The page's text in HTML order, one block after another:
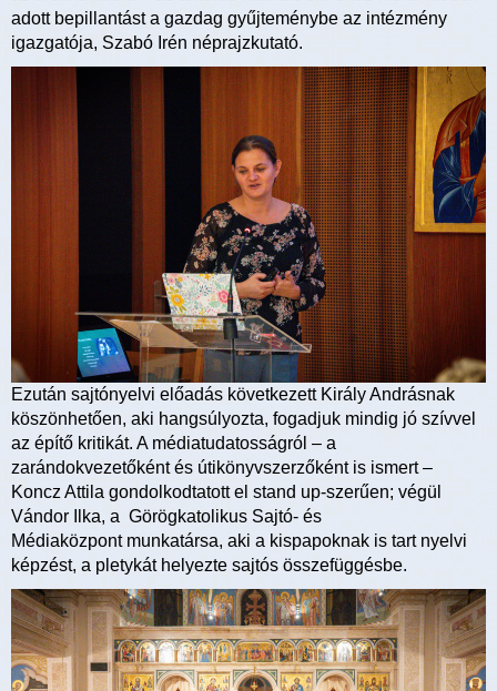
adott bepillantást a gazdag gyűjteménybe az intézmény
igazgatója, Szabó Irén néprajzkutató.
Ezután sajtónyelvi előadás következett Király Andrásnak
köszönhetően, aki hangsúlyozta, fogadjuk mindig jó szívvel
az építő kritikát. A médiatudatosságról – a
zarándokvezetőként és útikönyvszerzőként is ismert –
Koncz Attila gondolkodtatott el stand up-szerűen; végül
Vándor Ilka, a Görögkatolikus Sajtó- és
Médiaközpont munkatársa, aki a kispapoknak is tart nyelvi
képzést, a pletykát helyezte sajtós összefüggésbe.